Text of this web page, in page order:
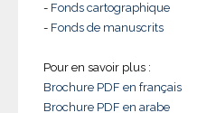
- Fonds cartographique
- Fonds de manuscrits
Pour en savoir plus :
Brochure PDF en français
Brochure PDF en arabe